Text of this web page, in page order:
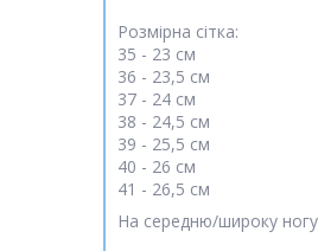
Розмірна сітка:
35 - 23 см
36 - 23,5 см
37 - 24 см
38 - 24,5 см
39 - 25,5 см
40 - 26 см
41 - 26,5 см
На середню/широку ногу